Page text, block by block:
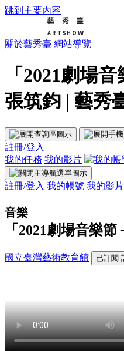
跳到主要內容
關於藝秀臺 網站導覽
「2021劇場
張筑鈞 | 藝秀
註冊/登入
我的任務 我的影片
註冊/登入 我的帳號 我的影片
音樂
「2021劇場音樂
國立臺灣藝術教育館 已訂閱